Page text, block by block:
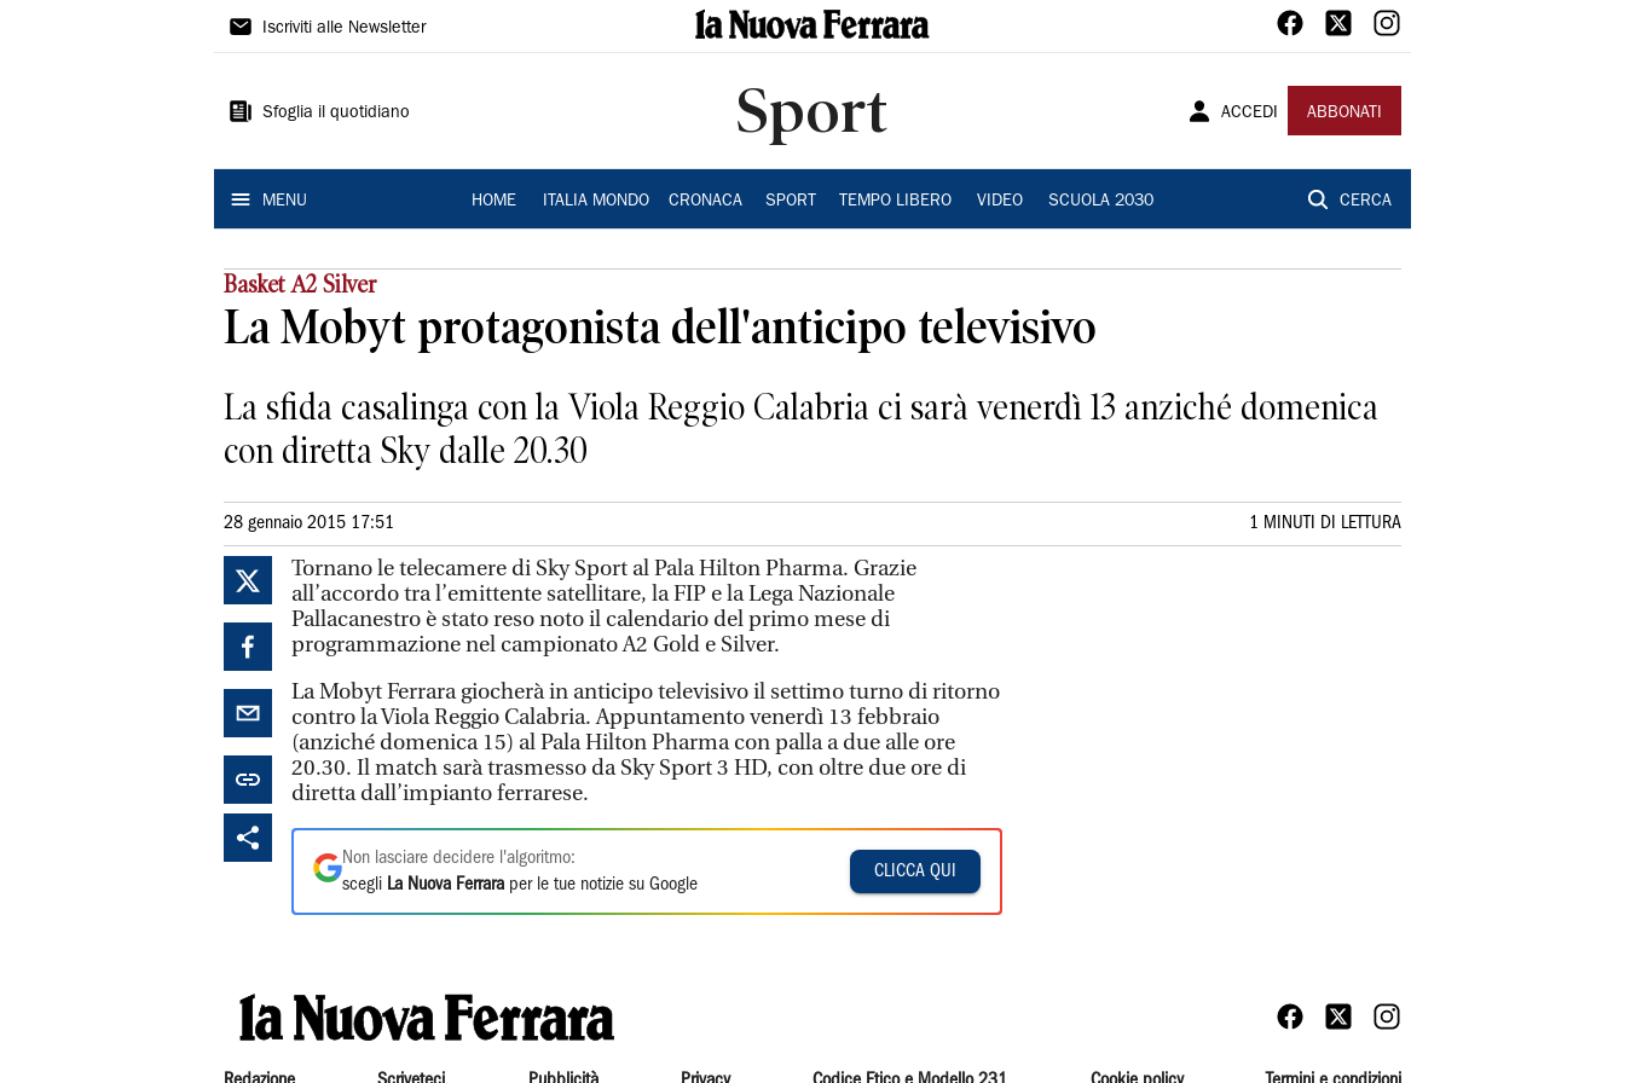
La
Ferrara
Iscriviti alle Newsletter
Sfoglia il quotidiano Sport ACCEDI ABBONATI
MENU HOME ITALIA MONDO CRONACA SPORT TEMPO LIBERO VIDEO SCUOLA 2030 CERCA
Basket A2 Silver
La Mobyt protagonista dell'anticipo televisivo
La sfida casalinga con la Viola Reggio Calabria ci sarà venerdì 13 anziché domenica
con diretta Sky dalle 20.30
28 gennaio 2015 17:51 1 MINUTI DI LETTURA
Tornano le telecamere di Sky Sport al Pala Hilton Pharma. Grazie
all’accordo tra l’emittente satellitare, la FIP e la Lega Nazionale
Pallacanestro è stato reso noto il calendario del primo mese di
programmazione nel campionato A2 Gold e Silver.
La Mobyt Ferrara giocherà in anticipo televisivo il settimo turno di ritorno
contro la Viola Reggio Calabria. Appuntamento venerdì 13 febbraio
(anziché domenica 15) al Pala Hilton Pharma con palla a due alle ore
20.30. Il match sarà trasmesso da Sky Sport 3 HD, con oltre due ore di
diretta dall’impianto ferrarese.
Non lasciare decidere l'algoritmo:
scegli La Nuova Ferrara per le tue notizie su Google
CLICCA QUI